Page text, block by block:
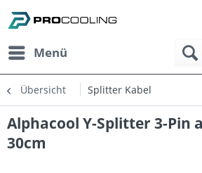
Menü
Übersicht Splitter Kabel
Alphacool Y-Splitter 3-Pin
30cm